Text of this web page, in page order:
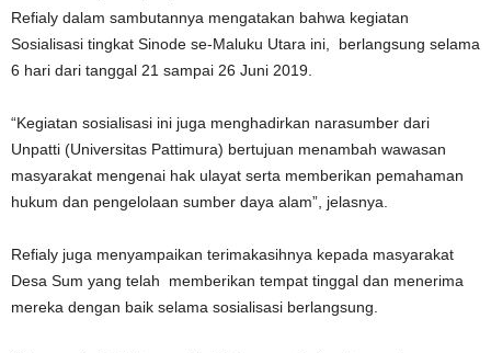
Refialy dalam sambutannya mengatakan bahwa kegiatan
Sosialisasi tingkat Sinode se-Maluku Utara ini, berlangsung selama
6 hari dari tanggal 21 sampai 26 Juni 2019.
“Kegiatan sosialisasi ini juga menghadirkan narasumber dari
Unpatti (Universitas Pattimura) bertujuan menambah wawasan
masyarakat mengenai hak ulayat serta memberikan pemahaman
hukum dan pengelolaan sumber daya alam”, jelasnya.
Refialy juga menyampaikan terimakasihnya kepada masyarakat
Desa Sum yang telah memberikan tempat tinggal dan menerima
mereka dengan baik selama sosialisasi berlangsung.